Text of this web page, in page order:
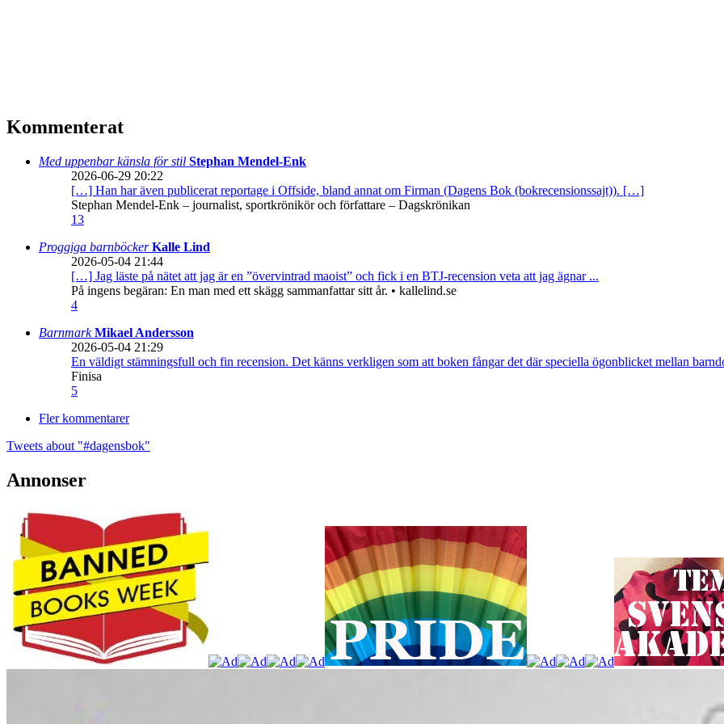
Kommenterat
Med uppenbar känsla för stil Stephan Mendel-Enk
2026-06-29 20:22
[…] Han har även publicerat reportage i Offside, bland annat om Firman (Dagens Bok (bokrecensionssajt)). […]
Stephan Mendel-Enk – journalist, sportkrönikör och författare – Dagskrönikan
13
Proggiga barnböckerKalle Lind
2026-05-04 21:44
[…] Jag läste på nätet att jag är en ”övervintrad maoist” och fick i en BTJ-recension veta att jag ägnar ...
På ingens begäran: En man med ett skägg sammanfattar sitt år. • kallelind.se
4
BarnmarkMikael Andersson
2026-05-04 21:29
En väldigt stämningsfull och fin recension. Det känns verkligen som att boken fångar det där speciella ögonblicket mellan
Finisa
5
Fler kommentarer
Tweets about "#dagensbok"
Annonser